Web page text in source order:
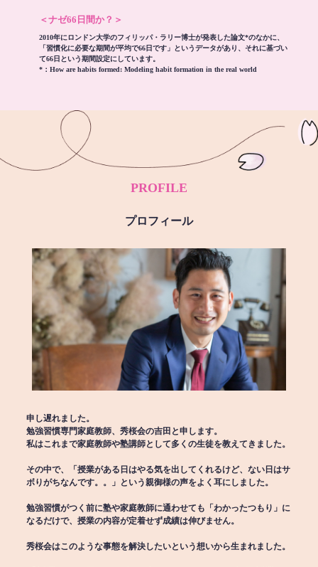
＜ナゼ66日間か？＞
2010年にロンドン大学のフィリッパ・ラリー博士が発表した論文*のなかに、
「習慣化に必要な期間が平均で66日です」というデータがあり、それに基づい
て66日という期間設定にしています。
*： How are habits formed: Modeling habit formation in the real world
PROFILE
プロフィール
申し遅れました。
勉強習慣専門家庭教師、秀桜会の吉田と申します。
私はこれまで家庭教師や塾講師として多くの生徒を教えてきました。
その中で、「授業がある日はやる気を出してくれるけど、ない日はサ
ボりがちなんです。。」という親御様の声をよく耳にしました。
勉強習慣がつく前に塾や家庭教師に通わせても「わかったつもり」に
なるだけで、授業の内容が定着せず成績は伸びません。
秀桜会はこのような事態を解決したいという想いから生まれました。